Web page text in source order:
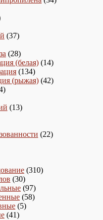
3737
2828
товаров
(белая) 1414
134134
товара
(рыжая) 4242
94
1313
2222
310310
3030
товаров
9797
товаров
5858
55
4141